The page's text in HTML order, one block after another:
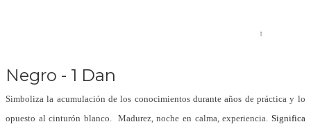
Negro - 1 Dan
Simboliza la acumulación de los conocimientos durante años de práctica y lo
opuesto al cinturón blanco. Madurez, noche en calma, experiencia. Significa